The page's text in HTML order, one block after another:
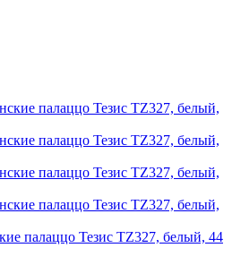
палаццо Тезис TZ327, белый, 44